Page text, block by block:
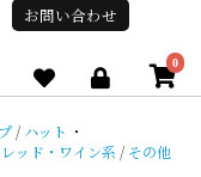
お問い合わせ
0
/ ハット ・
レッド・ワイン系 / その他